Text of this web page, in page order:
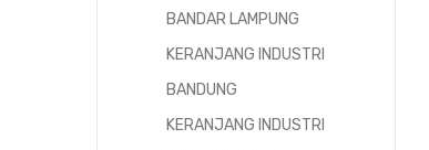
BANDAR LAMPUNG
KERANJANG INDUSTRI
BANDUNG
KERANJANG INDUSTRI